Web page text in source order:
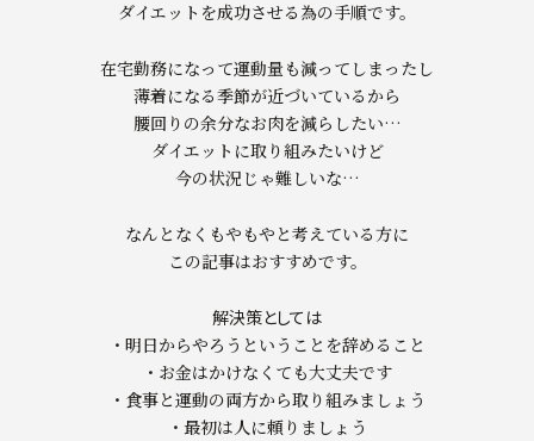
ダイエットを成功させる為の手順です。
在宅勤務になって運動量も減ってしまったし
薄着になる季節が近づいているから
腰回りの余分なお肉を減らしたい…
ダイエットに取り組みたいけど
今の状況じゃ難しいな…
なんとなくもやもやと考えている方に
この記事はおすすめです。
解決策としては
・明日からやろうということを辞めること
・お金はかけなくても大丈夫です
・食事と運動の両方から取り組みましょう
・最初は人に頼りましょう